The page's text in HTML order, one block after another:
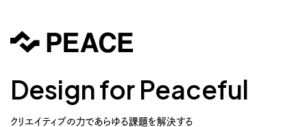
Design for Peaceful
クリエイティブの力であらゆる課題を解決する